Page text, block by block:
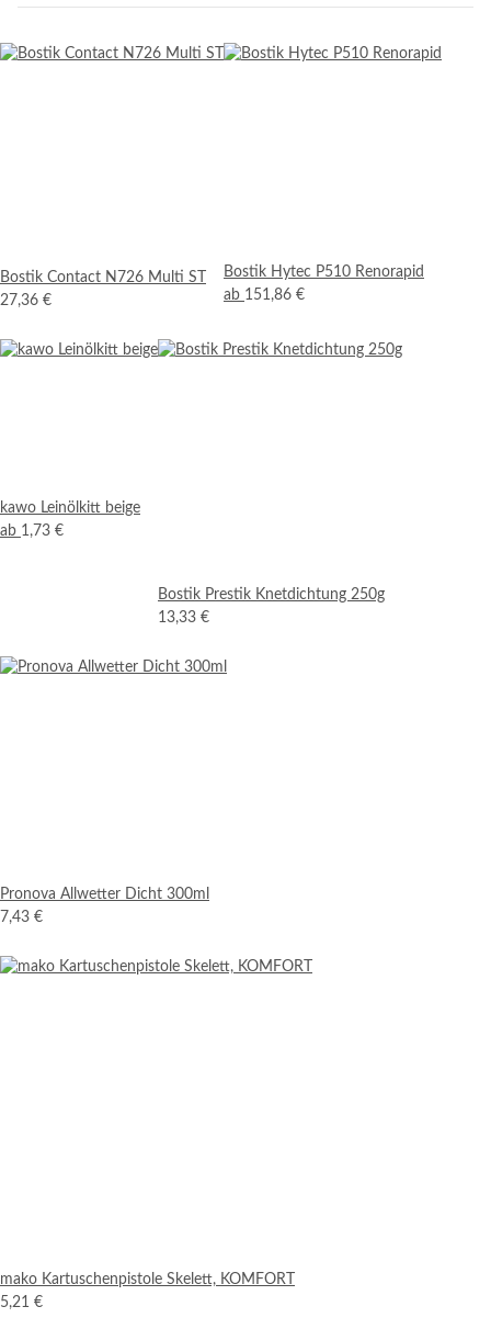
Bostik Contact N726 Multi ST
27,36 €
Bostik Hytec P510 Renorapid
ab 151,86 €
kawo Leinölkitt beige
ab 1,73 €
Bostik Prestik Knetdichtung 250g
13,33 €
Pronova Allwetter Dicht 300ml
7,43 €
mako Kartuschenpistole Skelett, KOMFORT
5,21 €